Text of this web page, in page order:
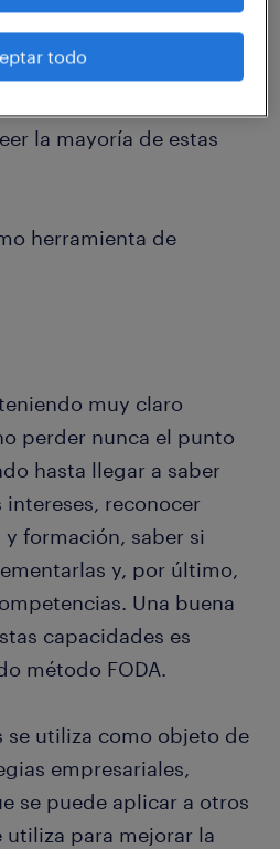
lograrán hacer destacar
posea, logrando que las
la mayoría de estas
herramienta de
muy claro
perder nunca el punto
hasta llegar a saber
intereses, reconocer
formación, saber si
y, por último,
Una buena
capacidades es
método FODA.
se utiliza como objeto de
empresariales,
se puede aplicar a otros
utiliza para mejorar la
todo